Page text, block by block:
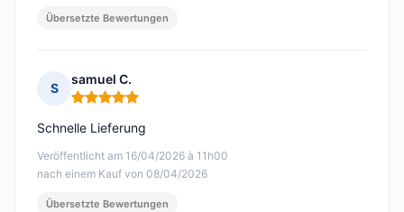
Übersetzte Bewertungen
S
samuel C.
Hinweis: 5 von 5
Veröffentlicht am 16/04/2026 à 11h00
nach einem Kauf von 08/04/2026
Schnelle Lieferung
Übersetzte Bewertungen